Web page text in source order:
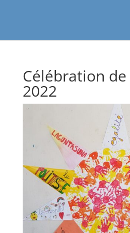
Célébration
2022